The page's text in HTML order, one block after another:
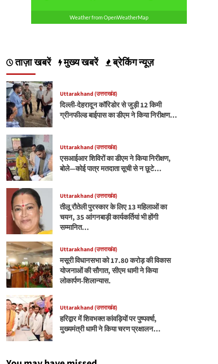
Weather from OpenWeatherMap
ताज़ा खबरें मुख्य खबरें ब्रेकिंग न्यूज़
Uttarakhand (उत्तराखंड)
दिल्ली-देहरादून कॉरिडोर से जुड़ी 12 किमी
ग्रीनफील्ड बाईपास का डीएम ने किया निरीक्षण…
Uttarakhand (उत्तराखंड)
एसआईआर शिविरों का डीएम ने किया निरीक्षण,
बोले—कोई पात्र मतदाता सूची से न छूटे…
Uttarakhand (उत्तराखंड)
तीलू रौतेली पुरस्कार के लिए 13 महिलाओं का
चयन, 35 आंगनबाड़ी कार्यकर्तियां भी होंगी
सम्मानित…
Uttarakhand (उत्तराखंड)
मसूरी विधानसभा को 17.80 करोड़ की विकास
योजनाओं की सौगात, सीएम धामी ने किया
लोकार्पण-शिलान्यास.
Uttarakhand (उत्तराखंड)
हरिद्वार में शिवभक्त कांवड़ियों पर पुष्पवर्षा,
मुख्यमंत्री धामी ने किया चरण प्रक्षालन…